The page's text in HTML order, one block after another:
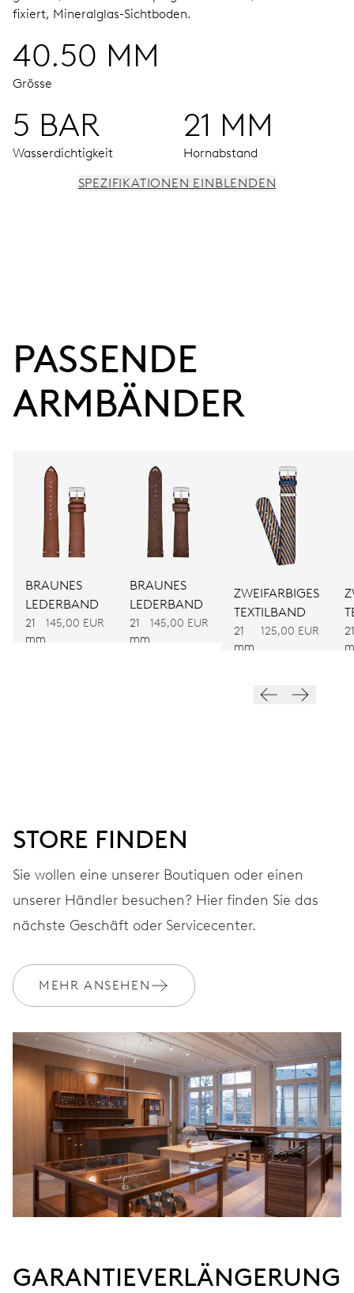
fixiert, Mineralglas-Sichtboden.
40.50 MM
Grösse
5 BAR
Wasserdichtigkeit
21 MM
Hornabstand
42 Std.
Gangreserve
KALIBER
ABMESSUNGEN
Ø 30.00 mm, 13 1/4’’’
AUFZUG
Automatischer Aufzug
FREQUENZ
28.800 A/h, 4 Hz
GARANTIE 2 Jahre
Werden Sie Mitglied bei MyOris und verlängern Sie Ihre Garantie
MYORIS
SPEZIFIKATIONEN EINBLENDEN
PASSENDE
ARMBÄNDER
BRAUNES
LEDERBAND
21
mm
145,00 EUR
BRAUNES
LEDERBAND
21
mm
145,00 EUR
ZWEIFARBIGES
TEXTILBAND
21
mm
125,00 EUR
21
STORE FINDEN
Sie wollen eine unserer Boutiquen oder einen
unserer Händler besuchen? Hier finden Sie das
nächste Geschäft oder Servicecenter.
MEHR ANSEHEN
GARANTIEVERLÄNGERUNG